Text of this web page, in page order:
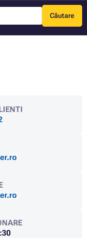
Căutare
Meniu